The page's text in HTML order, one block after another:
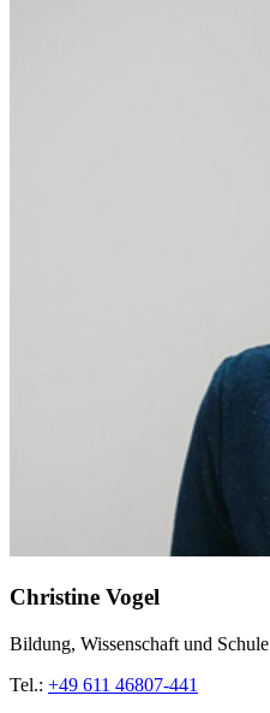
Christine Vogel
Bildung, Wissenschaft und Schule
Tel.: +49 611 46807-441